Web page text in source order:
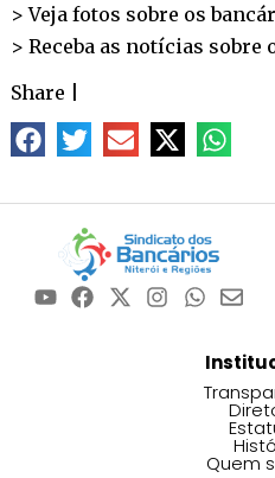
> Veja fotos sobre os
> Receba as notícias sobre
Share
Quem